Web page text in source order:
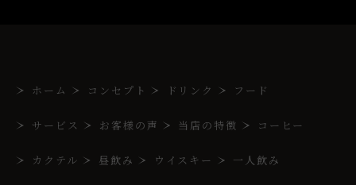
ホーム コンセプト ドリンク フード
サービス お客様の声 当店の特徴 コーヒー
カクテル 昼飲み ウイスキー 一人飲み